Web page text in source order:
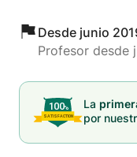
Desde junio
Profesor desde
La
por